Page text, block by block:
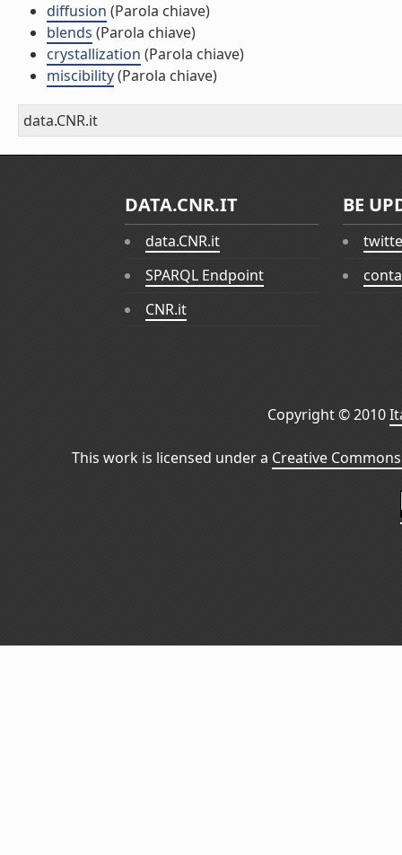
diffusion (Parola chiave)
blends (Parola chiave)
crystallization (Parola chiave)
miscibility(Parola chiave)
data.CNR.it
DATA.CNR.IT
data.CNR.it
SPARQL Endpoint
CNR.it
BE
Copyright © 2010
This work is licensed under a Creative